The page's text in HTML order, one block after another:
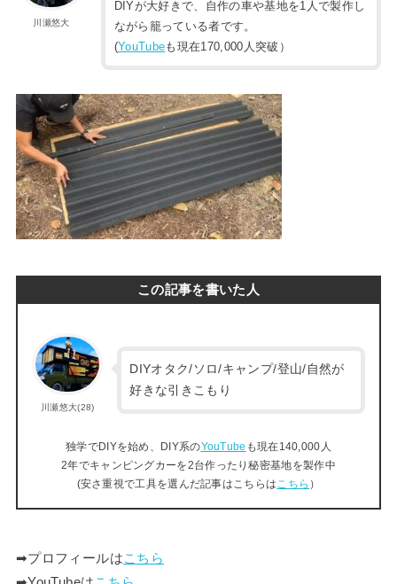
川瀬悠大
DIYが大好きで、自作の車や基地を1人で製作し
ながら籠っている者です。
(YouTubeも現在170,000人突破）
この記事を書いた人
川瀬悠大(28)
DIYオタク/ソロ/キャンプ/登山/自然が
好きな引きこもり
独学でDIYを始め、DIY系のYouTube も現在140,000人
2年でキャンピングカーを2台作ったり秘密基地を製作中
(安さ重視で工具を選んだ記事はこちらは こちら ）
➡︎プロフィールはこちら